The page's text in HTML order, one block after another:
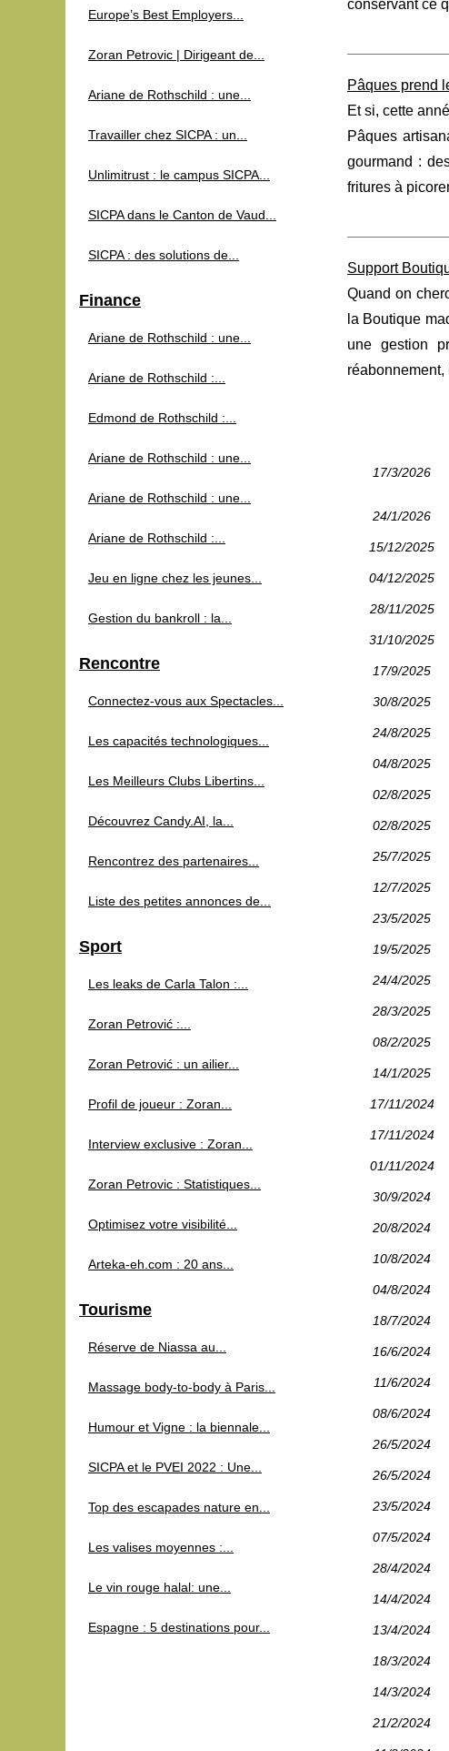
conservant ce
Pâques prend
Et si, cette
Pâques
gourmand :
fritures à
Support
Quand on
la Boutique
une gestion
17/3/2026
24/1/2026
15/12/2025
04/12/2025
28/11/2025
31/10/2025
17/9/2025
30/8/2025
24/8/2025
04/8/2025
02/8/2025
02/8/2025
25/7/2025
12/7/2025
23/5/2025
19/5/2025
24/4/2025
28/3/2025
08/2/2025
14/1/2025
17/11/2024
17/11/2024
01/11/2024
30/9/2024
20/8/2024
10/8/2024
04/8/2024
18/7/2024
16/6/2024
11/6/2024
08/6/2024
26/5/2024
26/5/2024
23/5/2024
07/5/2024
28/4/2024
14/4/2024
13/4/2024
18/3/2024
14/3/2024
21/2/2024
Europe’s Best Employers...
Zoran Petrovic | Dirigeant de...
Ariane de Rothschild : une...
Travailler chez SICPA : un...
Unlimitrust : le campus SICPA...
SICPA dans le Canton de Vaud...
SICPA : des solutions de...
Finance
Ariane de Rothschild : une...
Ariane de Rothschild :...
Edmond de Rothschild :...
Ariane de Rothschild : une...
Ariane de Rothschild : une...
Ariane de Rothschild :...
Jeu en ligne chez les jeunes...
Gestion du bankroll : la...
Rencontre
Connectez-vous aux Spectacles...
Les capacités technologiques...
Les Meilleurs Clubs Libertins...
Découvrez Candy.AI, la...
Rencontrez des partenaires...
Liste des petites annonces de...
Sport
Les leaks de Carla Talon :...
Zoran Petrović :...
Zoran Petrović : un ailier...
Profil de joueur : Zoran...
Interview exclusive : Zoran...
Zoran Petrovic : Statistiques...
Optimisez votre visibilité...
Arteka-eh.com : 20 ans...
Tourisme
Réserve de Niassa au...
Massage body-to-body à Paris...
Humour et Vigne : la biennale...
SICPA et le PVEI 2022 : Une...
Top des escapades nature en...
Les valises moyennes :...
Le vin rouge halal: une...
Espagne : 5 destinations pour...